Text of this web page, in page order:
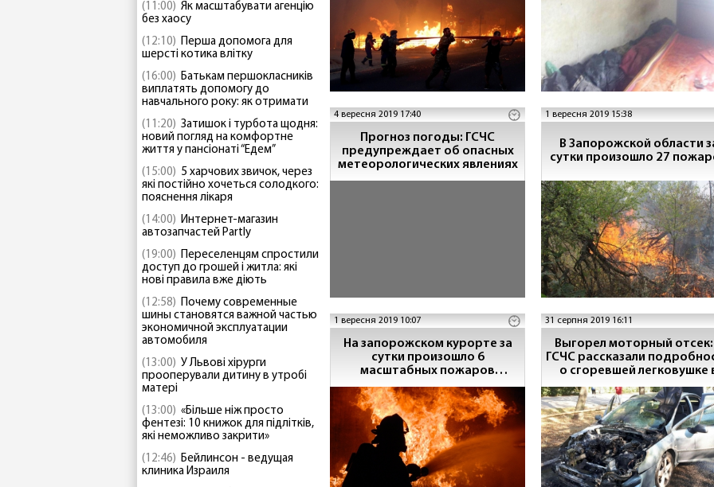
(11:00) Як масштабувати агенцію
без хаосу
(12:10) Перша допомога для
шерсті котика влітку
(16:00) Батькам першокласників
виплатять допомогу до
навчального року: як отримати
(11:20) Затишок і турбота щодня:
новий погляд на комфортне
життя у пансіонаті “Едем”
(15:00) 5 харчових звичок, через
які постійно хочеться солодкого:
пояснення лікаря
(14:00) Интернет-магазин
автозапчастей Partly
(19:00) Переселенцям спростили
доступ до грошей і житла: які
нові правила вже діють
(12:58) Почему современные
шины становятся важной частью
экономичной эксплуатации
автомобиля
(13:00) У Львові хірурги
прооперували дитину в утробі
матері
(13:00) «Більше ніж просто
фентезі: 10 книжок для підлітків,
які неможливо закрити»
(12:46) Бейлинсон - ведущая
клиника Израиля
4 вересня 2019 17:40
Прогноз погоды: ГСЧС
предупреждает об опасных
метеорологических явлениях
1 вересня 2019 15:38
В Запорожской области
сутки произошло 27
1 вересня 2019 10:07
На запорожском курорте за
сутки произошло 6
масштабных пожаров
(ВИДЕО)
31 серпня 2019 16:11
Выгорел моторный отсек:
ГСЧС рассказали
о сгоревшей легковушке
Запорожье (ФОТО)